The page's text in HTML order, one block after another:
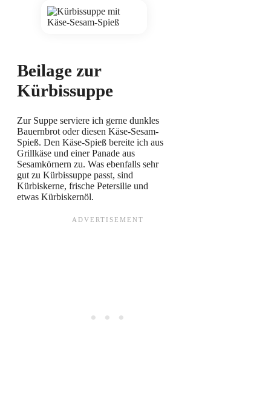
Beilage zur
Kürbissuppe
Zur Suppe serviere ich gerne dunkles
Bauernbrot oder diesen Käse-Sesam-
Spieß. Den Käse-Spieß bereite ich aus
Grillkäse und einer Panade aus
Sesamkörnern zu. Was ebenfalls sehr
gut zu Kürbissuppe passt, sind
Kürbiskerne, frische Petersilie und
etwas Kürbiskernöl.